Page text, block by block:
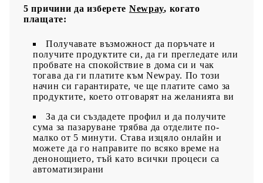
5 причини да изберете Newpay, когато
плащате:
Получавате възможност да поръчате и
получите продуктите си, да ги прегледате или
пробвате на спокойствие в дома си и чак
тогава да ги платите към Newpay. По този
начин си гарантирате, че ще платите само за
продуктите, което отговарят на желанията ви
За да си създадете профил и да получите
сума за пазаруване трябва да отделите по-
малко от 5 минути. Става изцяло онлайн и
можете да го направите по всяко време на
денонощието, тъй като всички процеси са
автоматизирани